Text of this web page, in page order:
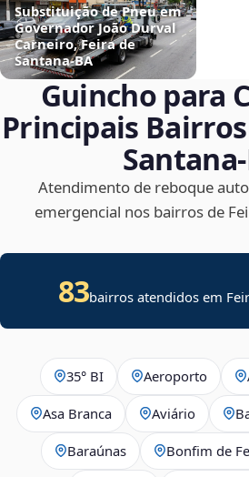
Substituição de Pneu em
Governador João Durval
Carneiro, Feira de
Santana‑BA
Guincho para
Principais
Atendimento de reboque
emergencial nos bairros de
83bairros atendidos em
35° BI Aeroporto
Asa Branca Aviário
Baraúnas Bonfim de